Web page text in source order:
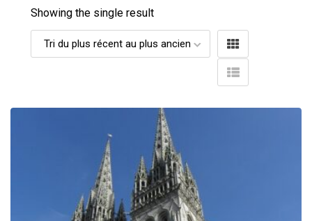
Showing the single result